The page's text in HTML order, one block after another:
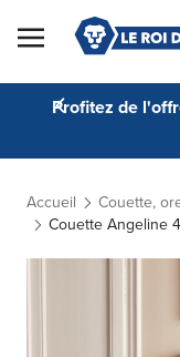
Skip to Content
Profitez de
Accueil Couette,
Couette Angeline